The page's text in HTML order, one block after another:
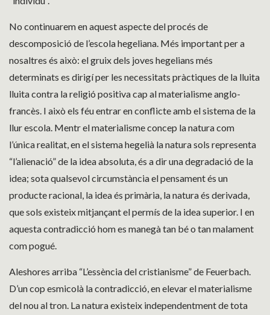
No continuarem en aquest aspecte del procés de
descomposició de l’escola hegeliana. Més important per a
nosaltres és això: el gruix dels joves hegelians més
determinats es dirigí per les necessitats pràctiques de la lluita
lluita contra la religió positiva cap al materialisme anglo-
francès. I això els féu entrar en conflicte amb el sistema de la
llur escola. Mentr el materialisme concep la natura com
l’única realitat, en el sistema hegelià la natura sols representa
“l’alienació” de la idea absoluta, és a dir una degradació de la
idea; sota qualsevol circumstància el pensament és un
producte racional, la idea és primària, la natura és derivada,
que sols existeix mitjançant el permís de la idea superior. I en
aquesta contradicció hom es manegà tan bé o tan malament
com pogué.
Aleshores arriba “L’essència del cristianisme” de Feuerbach.
D’un cop esmicolà la contradicció, en elevar el materialisme
del nou al tron. La natura existeix independentment de tota